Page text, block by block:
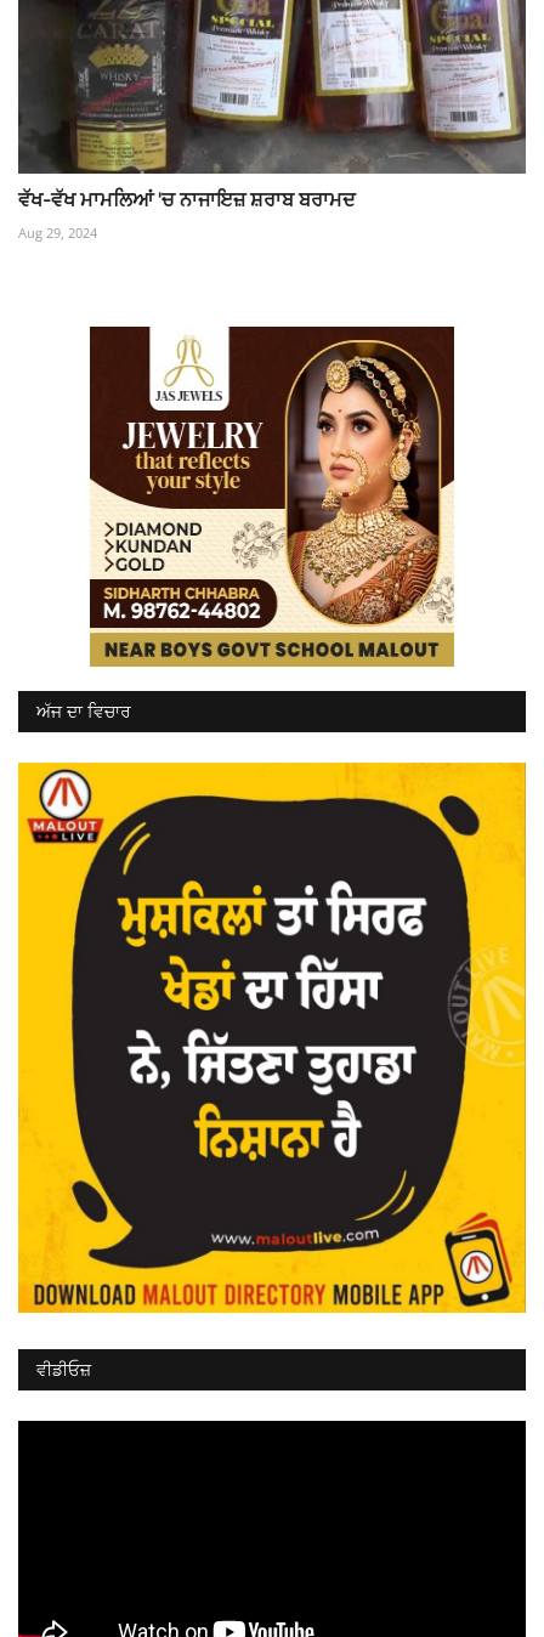
ਵੱਖ-ਵੱਖ ਮਾਮਲਿਆਂ 'ਚ ਨਾਜਾਇਜ਼ ਸ਼ਰਾਬ ਬਰਾਮਦ
Aug 29, 2024
ਅੱਜ ਦਾ ਵਿਚਾਰ
ਵੀਡੀਓਜ਼